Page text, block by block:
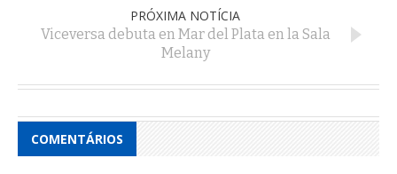
PRÓXIMA NOTÍCIA
Viceversa debuta en Mar del Plata en la Sala
Melany
COMENTÁRIOS